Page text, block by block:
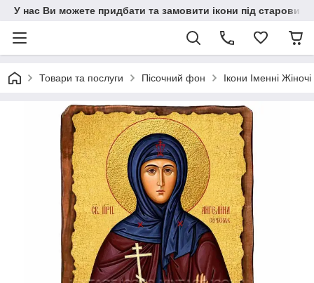
У нас Ви можете придбати та замовити ікони під
Товари та послуги Пісочний фон Ікони Іменні Жіночі